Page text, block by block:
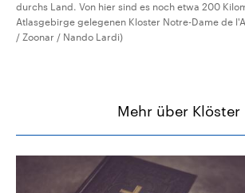
durchs Land. Von hier sind es noch etwa 200
Atlasgebirge gelegenen Kloster Notre-Dame de
/ Zoonar / Nando Lardi)
Mehr über Klöster